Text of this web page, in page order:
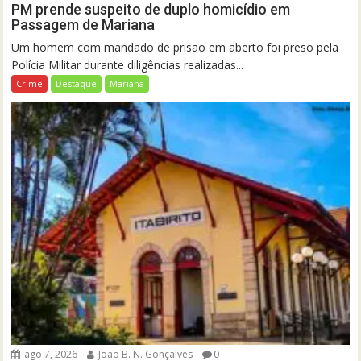
PM prende suspeito de duplo homicídio em
Passagem de Mariana
Um homem com mandado de prisão em aberto foi preso pela
Polícia Militar durante diligências realizadas...
Crime Destaque Mariana
ago 7, 2026 João B. N. Gonçalves 0